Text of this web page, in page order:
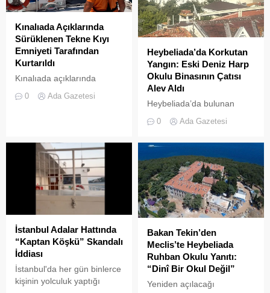
Kınalıada Açıklarında
Sürüklenen Tekne Kıyı
Emniyeti Tarafından
Kurtarıldı
Kınalıada açıklarında
denizde mahsur kalan bir
müdahalesiyle kurtarıldı.
0 Ada Gazetesi
Heybeliada’da Korkutan
Yangın: Eski Deniz Harp
Okulu Binasının Çatısı
Alev Aldı
Heybeliada’da bulunan
askeri okul binasının
çatısında, tamirat
yoğun duman paniğe neden
olurken, itfaiye ekipleri
yangına hızla müdahale etti.
0 Ada Gazetesi
İstanbul Adalar Hattında
“Kaptan Köşkü” Skandalı
İddiası
İstanbul'da her gün binlerce
kişinin yolculuk yaptığı
Bakan Tekin’den
Meclis’te Heybeliada
Ruhban Okulu Yanıtı:
“Dinî Bir Okul Değil”
Yeniden açılacağı